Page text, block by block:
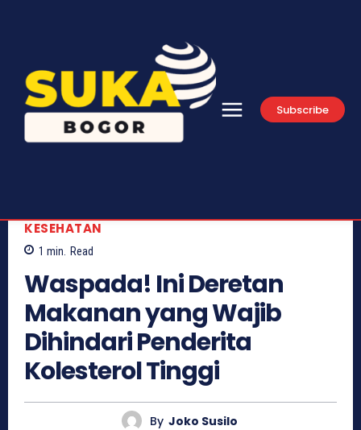
Subscribe
KESEHATAN
1 min. Read
Waspada! Ini Deretan
Makanan yang Wajib
Dihindari Penderita
Kolesterol Tinggi
By Joko Susilo